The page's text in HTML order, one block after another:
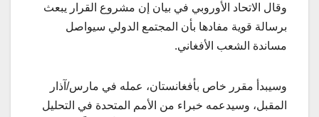
وقال الاتحاد الأوروبي في بيان إن مشروع القرار يبعث
برسالة قوية مفادها بأن المجتمع الدولي سيواصل
مساندة الشعب الأفغاني.
وسيبدأ مقرر خاص بأفغانستان، عمله في مارس/آذار
المقبل، وسيدعمه خبراء من الأمم المتحدة في التحليل